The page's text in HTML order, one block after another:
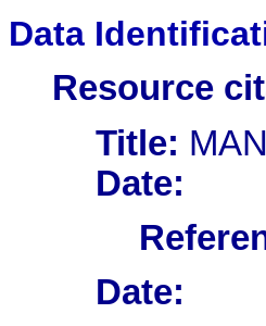
Data
Resource
Title:
Date:
Date: